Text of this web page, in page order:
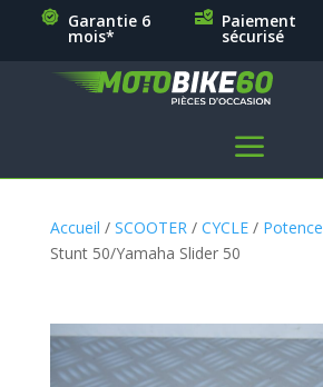
Garantie 6
mois*
Paiement
sécurisé
a
Accueil / SCOOTER / CYCLE/ Potence
Stunt 50/Yamaha Slider 50